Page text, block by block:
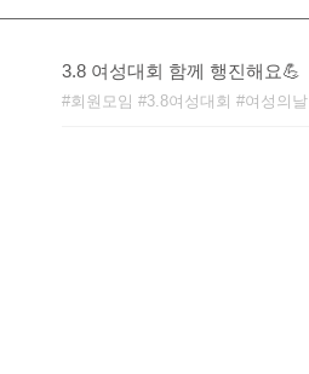
3.8 여성대회 함께 행진해요💪
회원모임 3.8여성대회 여성의날